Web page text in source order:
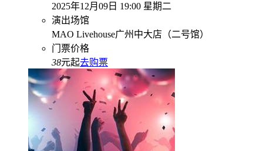
2025年12月09日 19:00 星期二
演出场馆
MAO Livehouse广州中大店（二号馆）
门票价格
38元起去购票